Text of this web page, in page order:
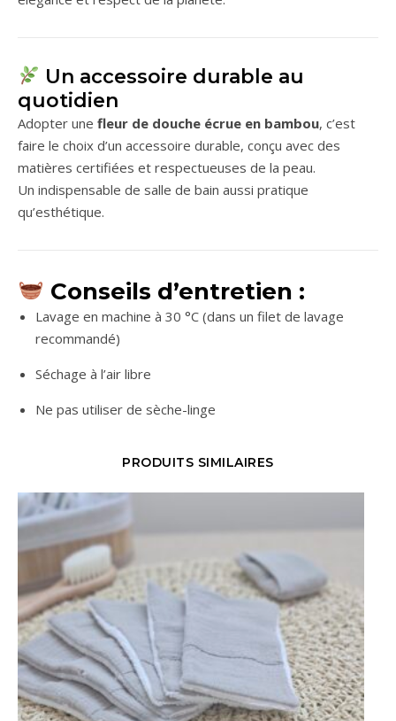
Un accessoire durable au
quotidien
Adopter une fleur de douche écrue en bambou, c’est
faire le choix d’un accessoire durable, conçu avec des
matières certifiées et respectueuses de la peau.
Un indispensable de salle de bain aussi pratique
qu’esthétique.
Conseils d’entretien :
Lavage en machine à 30 °C (dans un filet de lavage
recommandé)
Séchage à l’air libre
Ne pas utiliser de sèche-linge
PRODUITS SIMILAIRES